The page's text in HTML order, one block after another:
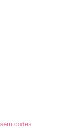
cortes.